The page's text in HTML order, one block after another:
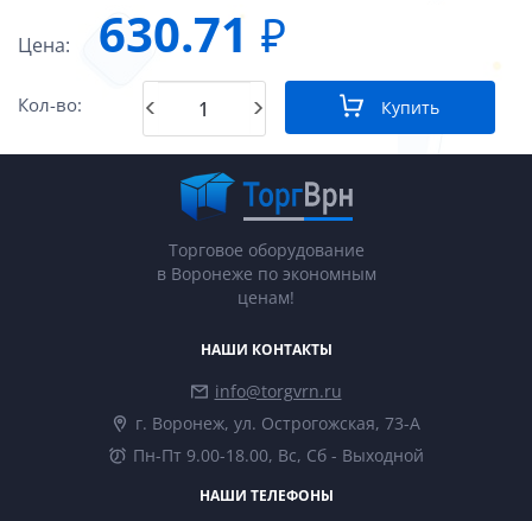
Цена: 630.71 ₽
Кол-во: Купить
Торговое оборудование
в Воронеже по экономным
ценам!
НАШИ КОНТАКТЫ
info@torgvrn.ru
г. Воронеж, ул. Острогожская, 73-А
Пн-Пт 9.00-18.00, Вс, Сб - Выходной
НАШИ ТЕЛЕФОНЫ